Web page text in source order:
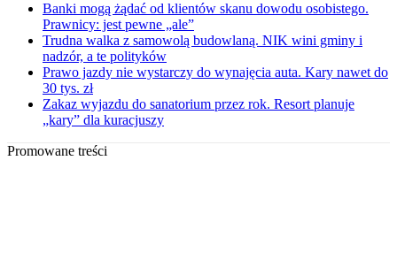
Banki mogą żądać od klientów skanu dowodu osobistego.
Prawnicy: jest pewne „ale”
Trudna walka z samowolą budowlaną. NIK wini gminy i
nadzór, a te polityków
Prawo jazdy nie wystarczy do wynajęcia auta. Kary nawet do
30 tys. zł
Zakaz wyjazdu do sanatorium przez rok. Resort planuje
„kary” dla kuracjuszy
Promowane treści